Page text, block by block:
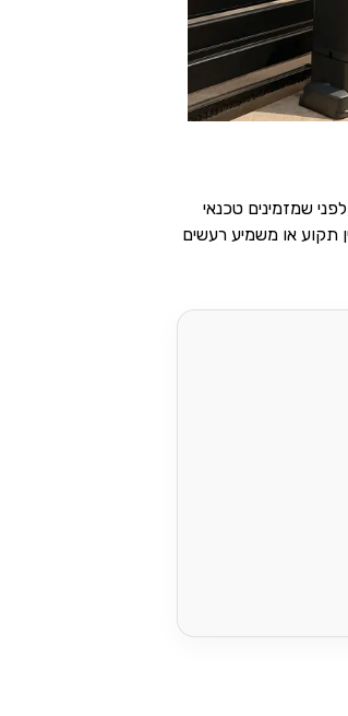
שמזמינים טכנאי
תקוע או משמיע רעשים